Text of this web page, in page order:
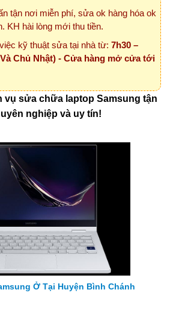
tận nơi miễn phí, sửa ok hàng hóa ok
KH hài lòng mới thu tiền.
kỹ thuật sửa tại nhà từ: 7h30 –
Và Chủ Nhật) - Cửa hàng mở cửa tới
vụ sửa chữa laptop Samsung tận
nghiệp và uy tín!
Ở Tại Huyện Bình Chánh